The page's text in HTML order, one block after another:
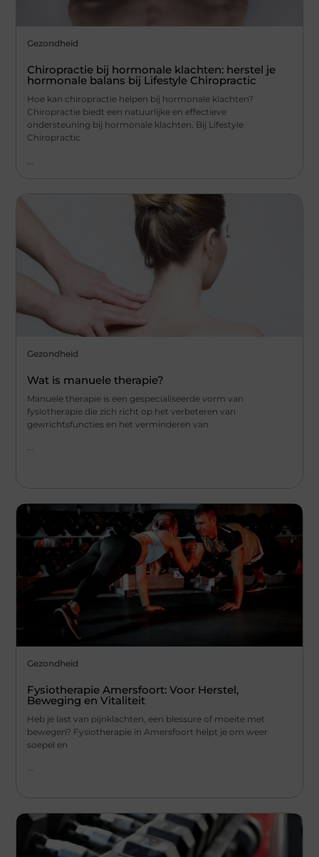
Gezondheid
Chiropractie bij hormonale klachten: herstel je
hormonale balans bij Lifestyle Chiropractic
Hoe kan chiropractie helpen bij hormonale klachten?
Chiropractie biedt een natuurlijke en effectieve
ondersteuning bij hormonale klachten. Bij Lifestyle
Chiropractic
Gezondheid
Wat is manuele therapie?
Manuele therapie is een gespecialiseerde vorm van
fysiotherapie die zich richt op het verbeteren van
gewrichtsfuncties en het verminderen van
Gezondheid
Fysiotherapie Amersfoort: Voor Herstel,
Beweging en Vitaliteit
Heb je last van pijnklachten, een blessure of moeite met
bewegen? Fysiotherapie in Amersfoort helpt je om weer
soepel en
...